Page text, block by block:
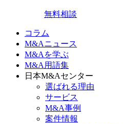
無料相談
コラム
M&Aニュース
M&Aを学ぶ
M&A用語集
日本M&Aセンター
選ばれる理由
サービス
M&A事例
案件情報